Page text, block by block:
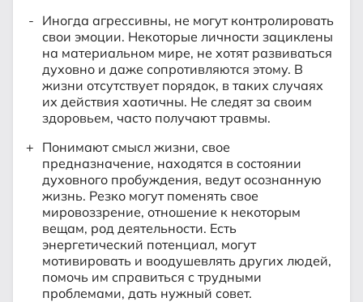
Иногда агрессивны, не могут контролировать
свои эмоции. Некоторые личности зациклены
на материальном мире, не хотят развиваться
духовно и даже сопротивляются этому. В
жизни отсутствует порядок, в таких случаях
их действия хаотичны. Не следят за своим
здоровьем, часто получают травмы.
Понимают смысл жизни, свое
предназначение, находятся в состоянии
духовного пробуждения, ведут осознанную
жизнь. Резко могут поменять свое
мировоззрение, отношение к некоторым
вещам, род деятельности. Есть
энергетический потенциал, могут
мотивировать и воодушевлять других людей,
помочь им справиться с трудными
проблемами, дать нужный совет.